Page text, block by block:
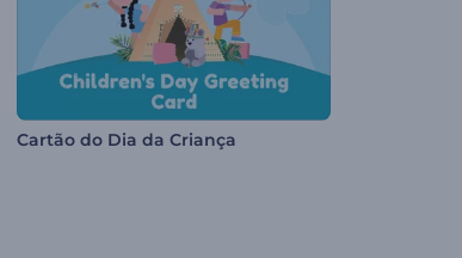
Cartão do Dia da Criança